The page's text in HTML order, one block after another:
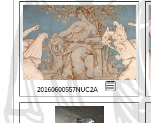
20160600557NUC2A